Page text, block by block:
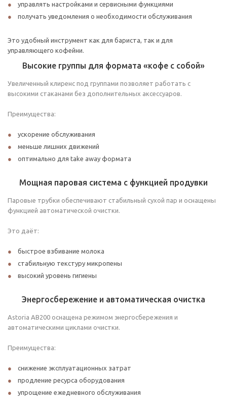
управлять настройками и сервисными функциями
получать уведомления о необходимости обслуживания
Это удобный инструмент как для бариста, так и для
управляющего кофейни.
Высокие группы для формата «кофе с собой»
Увеличенный клиренс под группами позволяет работать с
высокими стаканами без дополнительных аксессуаров.
Преимущества:
ускорение обслуживания
меньше лишних движений
оптимально для take away формата
Мощная паровая система с функцией продувки
Паровые трубки обеспечивают стабильный сухой пар и оснащены
функцией автоматической очистки.
Это даёт:
быстрое взбивание молока
стабильную текстуру микропены
высокий уровень гигиены
Энергосбережение и автоматическая очистка
Astoria AB200 оснащена режимом энергосбережения и
автоматическими циклами очистки.
Преимущества:
снижение эксплуатационных затрат
продление ресурса оборудования
упрощение ежедневного обслуживания